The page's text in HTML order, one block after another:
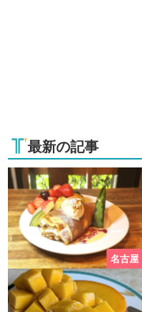
最新の記事
名古屋